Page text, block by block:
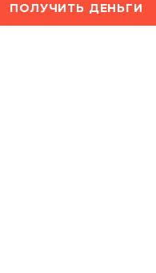
ПОЛУЧИТЬ ДЕНЬГИ